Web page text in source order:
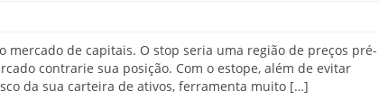
de capitais. O stop seria uma região de preços pré-
contrarie sua posição. Com o estope, além de evitar
da sua carteira de ativos, ferramenta muito […]